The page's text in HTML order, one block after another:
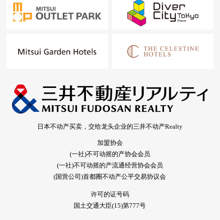
日本不动产买卖，交给龙头企业的三井不动产Realty
加盟协会
(一社)不可动摇的产协会会员
(一社)不可动摇的产流通经营协会会员
(国营公司)首都圈不动产公平交易协议会
许可的证号码
国土交通大臣(15)第777号